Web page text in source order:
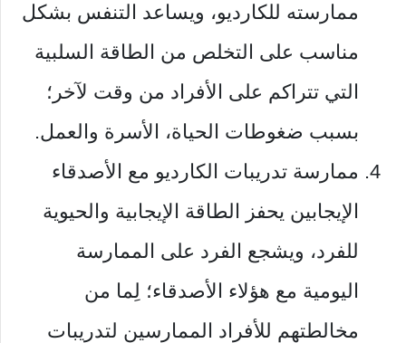
ممارسته للكارديو، ويساعد التنفس بشكل
مناسب على التخلص من الطاقة السلبية
التي تتراكم على الأفراد من وقت لآخر؛
بسبب ضغوطات الحياة، الأسرة والعمل.
ممارسة تدريبات الكارديو مع الأصدقاء
الإيجابين يحفز الطاقة الإيجابية والحيوية
للفرد، ويشجع الفرد على الممارسة
اليومية مع هؤلاء الأصدقاء؛ لِما من
مخالطتهم للأفراد الممارسين لتدريبات